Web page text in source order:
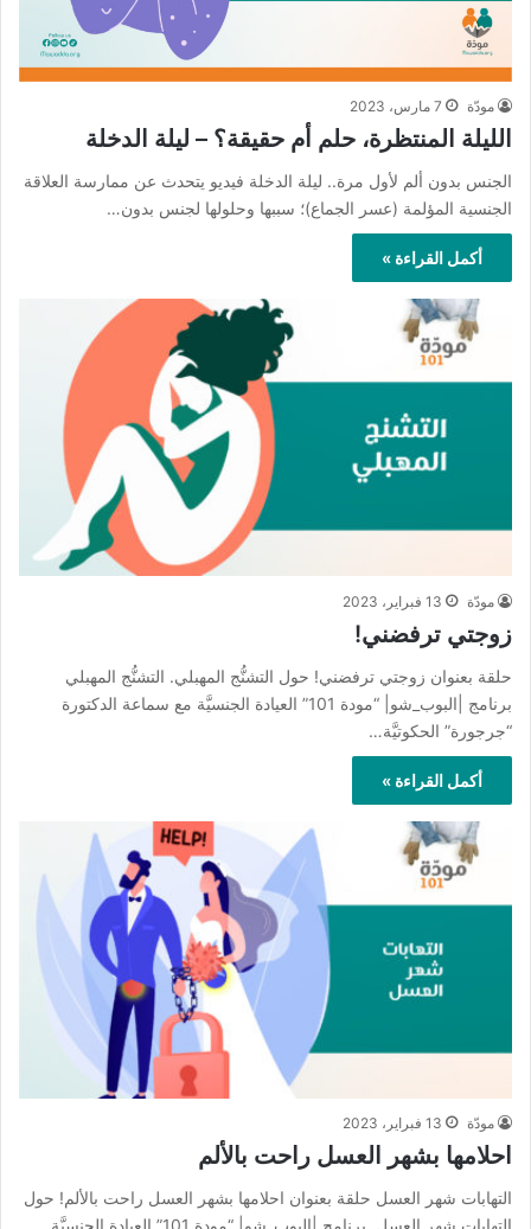
مودّة 7 مارس، 2023
الليلة المنتظرة، حلم أم حقيقة؟ – ليلة الدخلة
الجنس بدون ألم لأول مرة.. ليلة الدخلة فيديو يتحدث عن ممارسة العلاقة
الجنسية المؤلمة (عسر الجماع)؛ سببها وحلولها لجنس بدون…
أكمل القراءة »
مودّة 13 فبراير، 2023
زوجتي ترفضني!
حلقة بعنوان زوجتي ترفضني! حول التشنُّج المهبلي. التشنُّج المهبلي
برنامج |البوب_شو| “مودة 101” العيادة الجنسيَّة مع سماعة الدكتورة
“جرجورة” الحكوتيَّة…
أكمل القراءة »
مودّة 13 فبراير، 2023
احلامها بشهر العسل راحت بالألم
التهابات شهر العسل حلقة بعنوان احلامها بشهر العسل راحت بالألم! حول